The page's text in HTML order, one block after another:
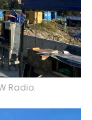
Radio.